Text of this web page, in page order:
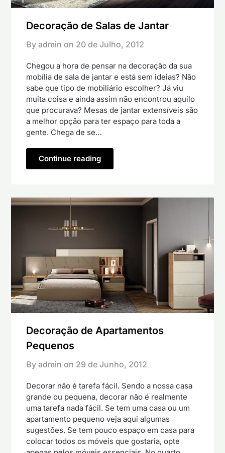
Decoração de Salas de Jantar
By admin on 20 de Julho, 2012
Chegou a hora de pensar na decoração da sua
mobília de sala de jantar e está sem ideias? Não
sabe que tipo de mobiliário escolher? Já viu
muita coisa e ainda assim não encontrou aquilo
que procurava? Mesas de jantar extensíveis são
a melhor opção para ter espaço para toda a
gente. Chega de se…
Continue reading
Decoração de Apartamentos
Pequenos
By admin on 29 de Junho, 2012
Decorar não é tarefa fácil. Sendo a nossa casa
grande ou pequena, decorar não é realmente
uma tarefa nada fácil. Se tem uma casa ou um
apartamento pequeno veja aqui algumas
sugestões. Se tem pouco espaço em casa para
colocar todos os móveis que gostaria, opte